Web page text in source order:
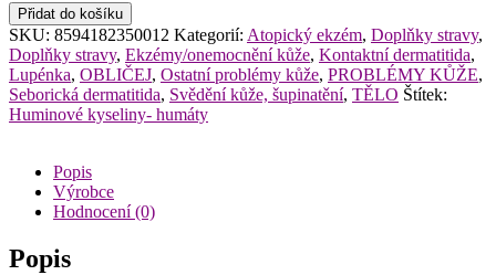
Humino
detoxikační
tablety
dóza
60tbl
množství
Přidat do košíku
SKU: 8594182350012 Kategorií: Atopický ekzém, Doplňky stravy,
Doplňky stravy, Ekzémy/onemocnění kůže, Kontaktní dermatitida,
Lupénka, OBLIČEJ, Ostatní problémy kůže, PROBLÉMY KŮŽE,
Seborická dermatitida, Svědění kůže, šupinatění, TĚLO Štítek:
Huminové kyseliny- humáty
Popis
Výrobce
Hodnocení (0)
Popis